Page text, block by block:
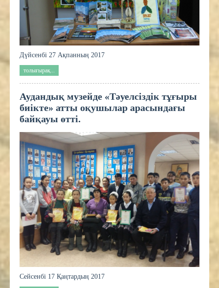
Дүйсенбі 27 Ақпанның 2017
толығырақ...
Аудандық музейде «Тәуелсіздік тұғыры
биікте» атты оқушылар арасындағы
байқауы өтті.
Сейсенбі 17 Қаңтардың 2017